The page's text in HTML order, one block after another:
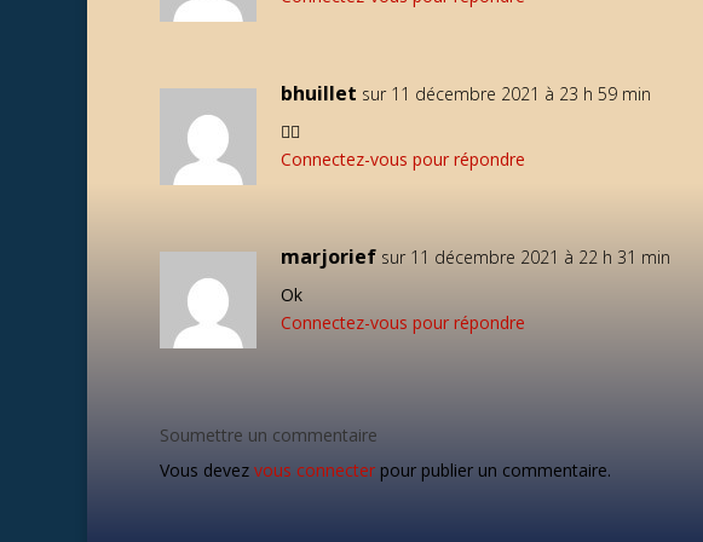
bhuillet sur 11 décembre 2021 à 23 h 59 min
🏃‍♂️
Connectez-vous pour répondre
marjorief sur 11 décembre 2021 à 22 h 31 min
Ok
Connectez-vous pour répondre
Soumettre un commentaire
Vous devez vous connecter pour publier un commentaire.